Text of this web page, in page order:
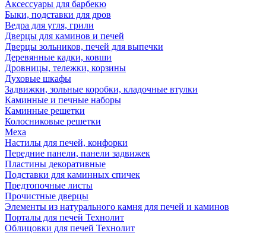
Аксессуары для барбекю
Быки, подставки для дров
Ведра для угля, грили
Дверцы для каминов и печей
Дверцы зольников, печей для выпечки
Деревянные кадки, ковши
Дровницы, тележки, корзины
Духовые шкафы
Задвижки, зольные коробки, кладочные втулки
Каминные и печные наборы
Каминные решетки
Колосниковые решетки
Меха
Настилы для печей, конфорки
Передние панели, панели задвижек
Пластины декоративные
Подставки для каминных спичек
Предтопочные листы
Прочистные дверцы
Элементы из натурального камня для печей и каминов
Порталы для печей Технолит
Облицовки для печей Технолит